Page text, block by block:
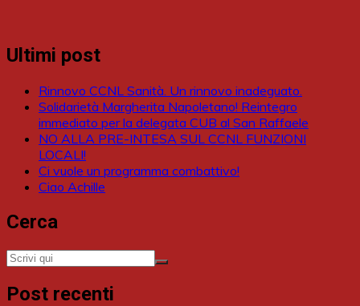
Ultimi post
Rinnovo CCNL Sanità. Un rinnovo inadeguato.
Solidarietà Margherita Napoletano! Reintegro
immediato per la delegata CUB al San Raffaele
NO ALLA PRE-INTESA SUL CCNL FUNZIONI
LOCALI!
Ci vuole un programma combattivo!
Ciao Achille
Cerca
Post recenti